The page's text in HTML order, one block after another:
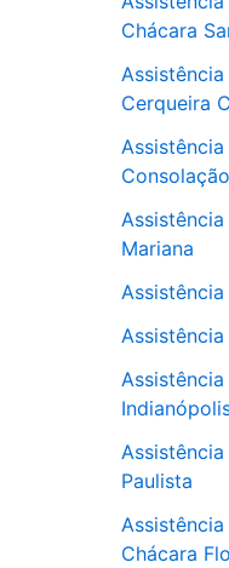
Chácara
Cerqueira
Consolação
Mariana
Paulista
Chácara